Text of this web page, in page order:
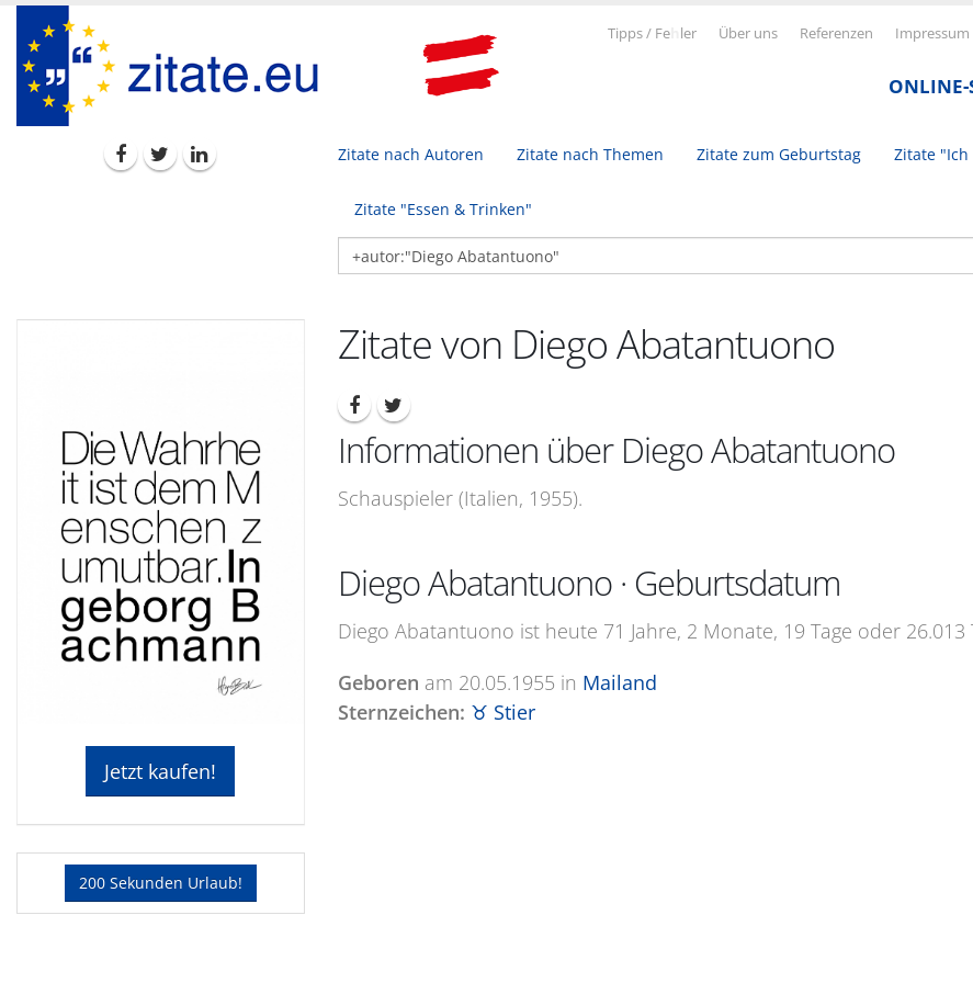
Tipps / Fe ler Über uns Referenzen Impressum
ONLINE-
Zitate nach Autoren Zitate nach Themen Zitate zum Geburtstag Zitate
Zitate "Essen & Trinken"
Jetzt kaufen!
200 Sekunden Urlaub!
Zitate von Diego Abatantuono
Informationen über Diego Abatantuono
Schauspieler (Italien, 1955).
Diego Abatantuono · Geburtsdatum
Diego Abatantuono ist heute 71 Jahre, 2 Monate, 19 Tage oder 26.013
Geboren am 20.05.1955 in Mailand
Sternzeichen: ♉ Stier